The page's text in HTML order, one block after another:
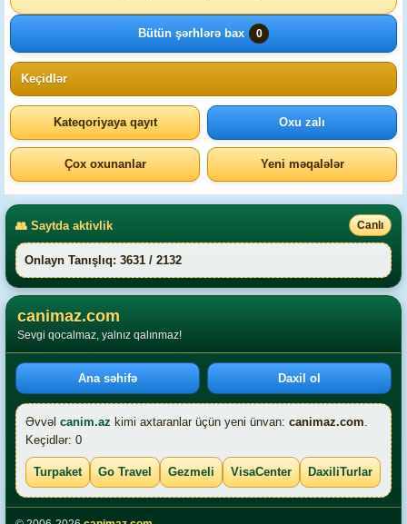
Bütün şərhlərə bax 0
Keçidlər
Kateqoriyaya qayıt Oxu zalı
Çox oxunanlar Yeni məqalələr
👥 Saytda aktivlik Canlı
Onlayn Tanışlıq: 3631 / 2132
canimaz.com
Sevgi qocalmaz, yalnız qalınmaz!
Ana səhifə Daxil ol
Əvvəl canim.az kimi axtaranlar üçün yeni ünvan: canimaz.com.
Keçidlər: 0
Turpaket Go Travel Gezmeli VisaCenter DaxiliTurlar